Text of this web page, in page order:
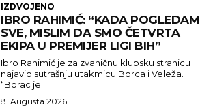
IZDVOJENO
IBRO RAHIMIĆ: “KADA POGLEDAM
SVE, MISLIM DA SMO ČETVRTA
EKIPA U PREMIJER LIGI BIH”
Ibro Rahimić je za zvaničnu klupsku stranicu
najavio sutrašnju utakmicu Borca i Veleža.
“Borac je...
8. Augusta 2026.